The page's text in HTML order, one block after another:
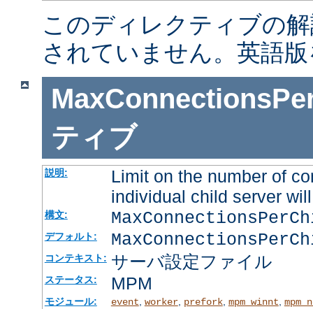
このディレクティブの
されていません。英語
ティブ
説明:
Limit on the number of
individual child server
構文:
デフォルト:
コンテキスト: サーバ設定ファイル
ステータス: MPM
モジュール: event worker, prefork, mpm_winnt